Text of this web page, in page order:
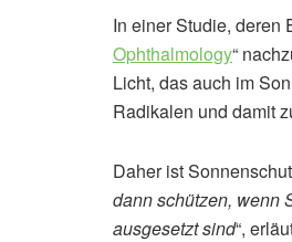
In einer Studie, deren
Ophthalmology“
Licht, das auch im
Radikalen und damit
Daher ist
dann schützen, wenn
ausgesetzt sind“,